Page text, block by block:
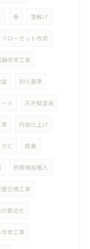
春 雪解け
クローゼット改修
舗改修工事
査 耐火基準
ト 天井壁塗装
内装仕上げ
カビ 腐食
厨房機器搬入
管交換工事
緊迫化
改修工事